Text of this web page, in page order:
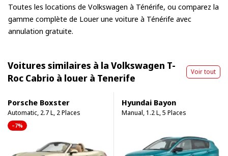
Toutes les locations de Volkswagen à Ténérife, ou comparez la
gamme complète de Louer une voiture à Ténérife avec
annulation gratuite.
Voitures similaires à la Volkswagen T-
Roc Cabrio à louer à Tenerife
Voir tout
Porsche Boxster
Automatic, 2.7 L, 2 Places
–7%
Hyundai Bayon
Manual, 1.2 L, 5 Places